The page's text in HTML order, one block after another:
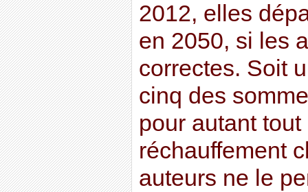
2012, elles
en 2050, si les
correctes. Soit
cinq des
pour autant
réchauffement
auteurs ne le